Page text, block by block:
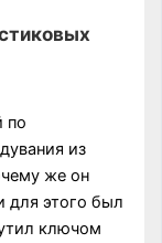
по
из
же он
для этого был
ключом